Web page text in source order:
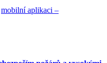
mobilní aplikaci –